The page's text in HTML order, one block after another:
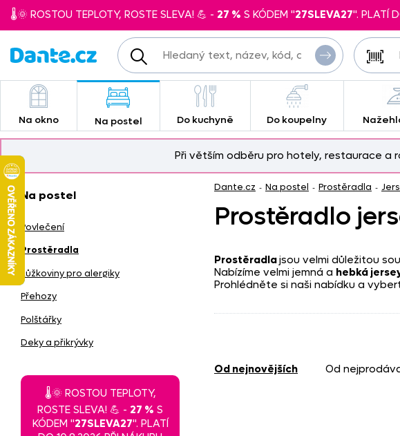
🌡️🌞 ROSTOU TEPLOTY, ROSTE SLEVA! 💪 - 27 % S KÓDEM "27SLEVA27". PLATÍ
Na okno Na postel Do kuchyně Do koupelny
Při větším odběru pro hotely, restaurace a
Dante.cz - Na postel - Prostěradla -
Prostěradlo
Prostěradlajsou velmi důležitou
Nabízíme velmi jemná a hebká
Prohlédněte si naši nabídku a
od nejnovějších od
Na postel
Povlečení
Prostěradla
Lůžkoviny pro alergiky
Přehozy
Polštářky
Deky a přikrývky
🌡️🌞 ROSTOU TEPLOTY,
ROSTE SLEVA! 💪 - 27 % S
KÓDEM "27SLEVA27". PLATÍ